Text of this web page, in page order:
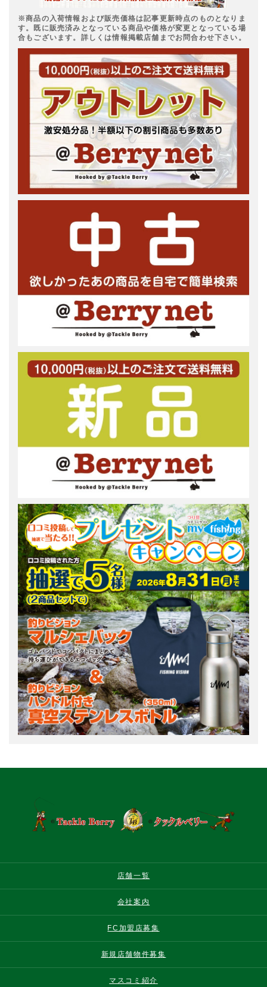
※商品の入荷情報および販売価格は記事更新時点のものとなりま
す。既に販売済みとなっている商品や価格が変更となっている場
合もございます。詳しくは情報掲載店舗までお問合わせ下さい。
店舗一覧
会社案内
FC加盟店募集
新規店舗物件募集
マスコミ紹介